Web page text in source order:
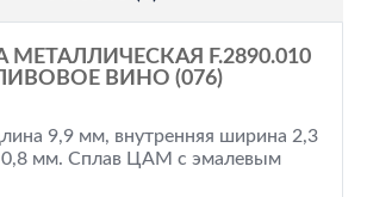
F.2890.010
ВИНО (076)
9,9 мм, внутренняя ширина 2,3
мм. Сплав ЦАМ с эмалевым